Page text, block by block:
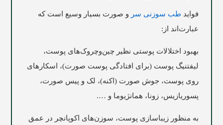
فواید طب سوزنی سر و صورت بسیار وسیع است که
عبارت‌اند از:
بهبود اختلالات پوستی نظیر چین‌وچروک‌های پوست،
لیفتنیگ پوست (برای افتادگی پوست صورت)، اسکارهای
روی پوست، جوش صورت (اکنه)، لک و پیس صورت،
پسوریازیس، زونا، همانژیوما و …‌.
به منظور زیباسازی پوست، سوزن‌های اکوپانچر در عمق